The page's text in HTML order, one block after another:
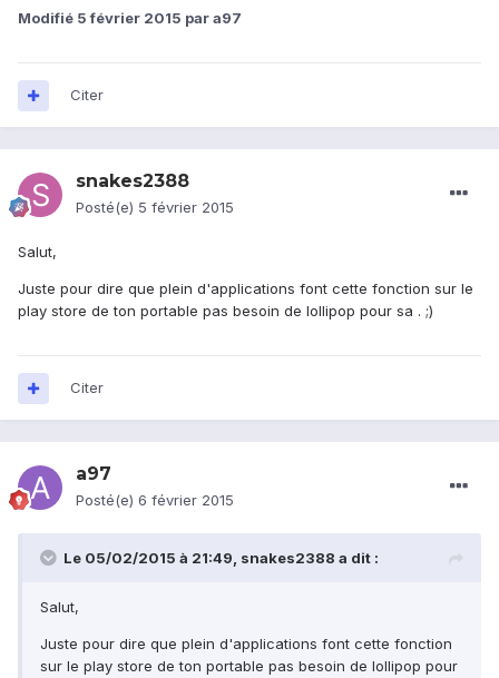
Modifié 5 février 2015 par a97
Citer
snakes2388
Posté(e) 5 février 2015
Salut,
Juste pour dire que plein d'applications font cette fonction sur le
play store de ton portable pas besoin de lollipop pour sa . ;)
Citer
a97
Posté(e) 6 février 2015
Le 05/02/2015 à 21:49, snakes2388 a dit :
Salut,
Juste pour dire que plein d'applications font cette fonction
sur le play store de ton portable pas besoin de lollipop pour